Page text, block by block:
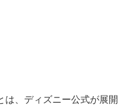
は、ディズニー公式が展開